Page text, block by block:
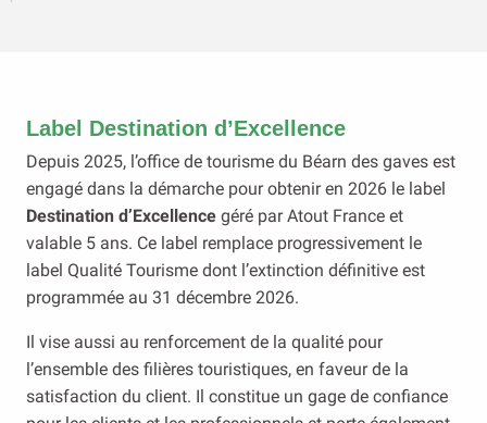
Label Destination d’Excellence
Depuis 2025, l’office de tourisme du Béarn des gaves est
engagé dans la démarche pour obtenir en 2026 le label
Destination d’Excellence géré par Atout France et
valable 5 ans. Ce label remplace progressivement le
label Qualité Tourisme dont l’extinction définitive est
programmée au 31 décembre 2026.
Il vise aussi au renforcement de la qualité pour
l’ensemble des filières touristiques, en faveur de la
satisfaction du client. Il constitue un gage de confiance